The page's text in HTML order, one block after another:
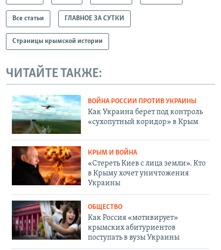
Все статьи ГЛАВНОЕ ЗА СУТКИ
Страницы крымской истории
ЧИТАЙТЕ ТАКЖЕ:
ВОЙНА РОССИИ ПРОТИВ УКРАИНЫ
Как Украина берет под контроль
«сухопутный коридор» в Крым
КРЫМ И ВОЙНА
«Стереть Киев с лица земли». Кто
в Крыму хочет уничтожения
Украины
ОБЩЕСТВО
Как Россия «мотивирует»
крымских абитуриентов
поступать в вузы Украины